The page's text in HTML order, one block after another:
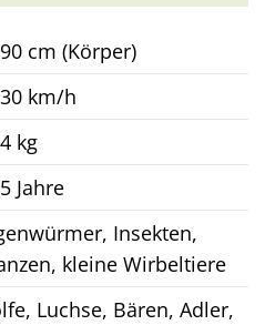
cm (Körper)
km/h
kg
Jahre
Insekten,
kleine Wirbeltiere
Luchse, Bären, Adler,